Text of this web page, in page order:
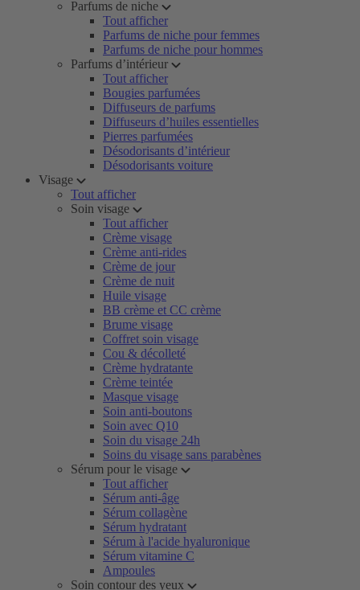
Parfums de niche
Tout afficher
Parfums de niche pour femmes
Parfums de niche pour hommes
Parfums d’intérieur
Tout afficher
Bougies parfumées
Diffuseurs de parfums
Diffuseurs d’huiles essentielles
Pierres parfumées
Désodorisants d’intérieur
Désodorisants voiture
Visage
Tout afficher
Soin visage
Tout afficher
Crème visage
Crème anti-rides
Crème de jour
Crème de nuit
Huile visage
BB crème et CC crème
Brume visage
Coffret soin visage
Cou & décolleté
Crème hydratante
Crème teintée
Masque visage
Soin anti-boutons
Soin avec Q10
Soin du visage 24h
Soins du visage sans parabènes
Sérum pour le visage
Tout afficher
Sérum anti-âge
Sérum collagène
Sérum hydratant
Sérum à l'acide hyaluronique
Sérum vitamine C
Ampoules
Soin contour des yeux